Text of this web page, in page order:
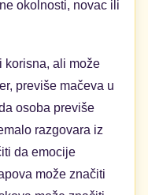
okolnosti, novac ili
korisna, ali može
previše mačeva u
osoba previše
razgovara iz
da emocije
može značiti